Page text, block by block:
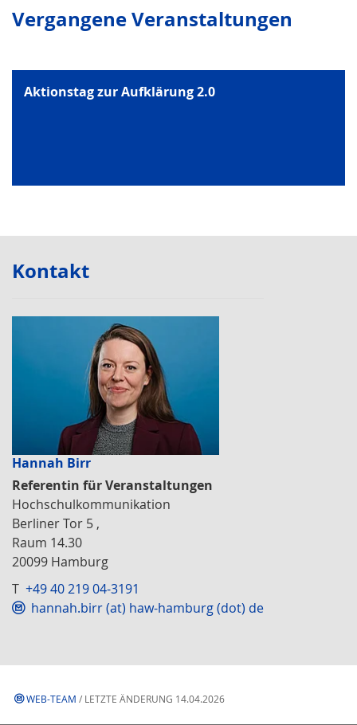
Vergangene Veranstaltungen
Aktionstag zur Aufklärung 2.0
Kontakt
Hannah Birr
Referentin für Veranstaltungen
Hochschulkommunikation
Berliner Tor 5 ,
Raum 14.30
20099 Hamburg
T +49 40 219 04-3191
hannah.birr (at) haw-hamburg (dot) de
WEB-TEAM / LETZTE ÄNDERUNG 14.04.2026